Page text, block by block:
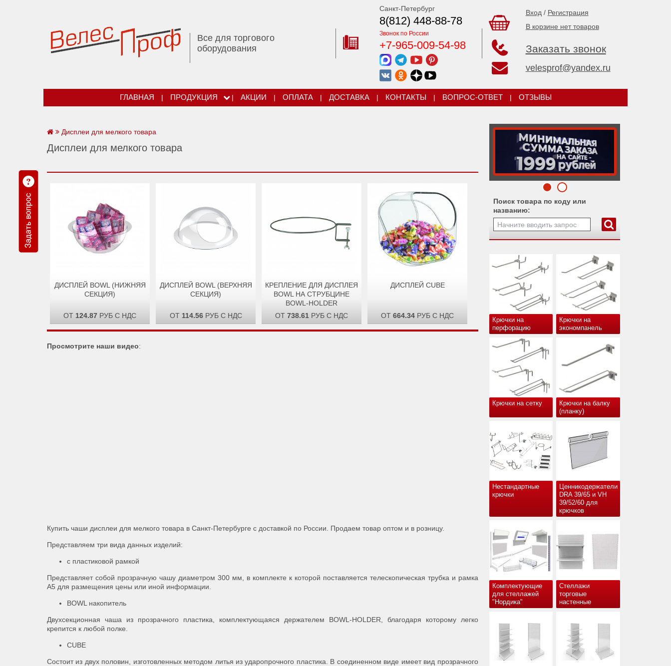
Все для торгового
оборудования
Санкт-Петербург
8(812) 448-88-78
Звонок по России
+7-965-009-54-98
Вход / Регистрация
В корзине нет товаров
Заказать звонок
velesprof@yandex.ru
ГЛАВНАЯ | ПРОДУКЦИЯ | АКЦИИ | ОПЛАТА | ДОСТАВКА | КОНТАКТЫ | ВОПРОС-ОТВЕТ | ОТЗЫВЫ
Поиск товара по коду или
названию:
Крючки на
перфорацию
Крючки на
экономпанель
Крючки на сетку
Крючки на балку
(планку)
Нестандартные
крючки
Ценникодержатели
DRA 39/65 и VH
39/52/60 для
крючков
Комплектующие
для стеллажей
"Нордика"
Стеллажи
торговые
настенные
Дисплеи для мелкого товара
Дисплеи для мелкого товара
ДИСПЛЕЙ BOWL (НИЖНЯЯ
СЕКЦИЯ)
ОТ 124.87 РУБ С НДС
ДИСПЛЕЙ BOWL (ВЕРХНЯЯ
СЕКЦИЯ)
ОТ 114.56РУБ С НДС
КРЕПЛЕНИЕ ДЛЯ ДИСПЛЕЯ
BOWL НА СТРУБЦИНЕ
BOWL-HOLDER
ОТ 738.61 РУБ С НДС
ДИСПЛЕЙ CUBE
ОТ 664.34 РУБ С НДС
Просмотрите наши видео:
Купить чаши дисплеи для мелкого товара в Санкт-Петербурге с доставкой по России. Продаем товар оптом и в розницу.
Представляем три вида данных изделий:
с пластиковой рамкой
Представляет собой прозрачную чашу диаметром 300 мм, в комплекте к которой поставляется телескопическая трубка и рамка
А5 для размещения цены или иной информации.
BOWL накопитель
Двухсекционная чаша из прозрачного пластика, комплектующаяся держателем BOWL-HOLDER, благодаря которому легко
крепится к любой полке.
CUBE
Состоит из двух половин, изготовленных методом литья из ударопрочного пластика. В соединенном виде имеет вид прозрачного